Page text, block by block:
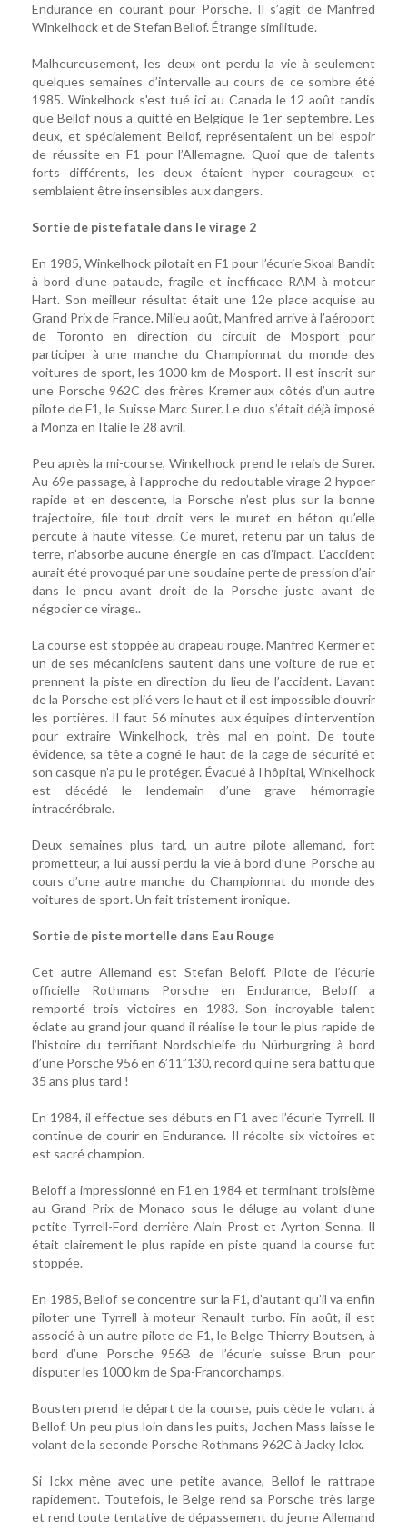
Endurance en courant pour Porsche. Il s’agit de Manfred
Winkelhock et de Stefan Bellof. Étrange similitude.
Malheureusement, les deux ont perdu la vie à seulement
quelques semaines d’intervalle au cours de ce sombre été
1985. Winkelhock s'est tué ici au Canada le 12 août tandis
que Bellof nous a quitté en Belgique le 1er septembre. Les
deux, et spécialement Bellof, représentaient un bel espoir
de réussite en F1 pour l’Allemagne. Quoi que de talents
forts différents, les deux étaient hyper courageux et
semblaient être insensibles aux dangers.
Sortie de piste fatale dans le virage 2
En 1985, Winkelhock pilotait en F1 pour l’écurie Skoal Bandit
à bord d’une pataude, fragile et inefficace RAM à moteur
Hart. Son meilleur résultat était une 12e place acquise au
Grand Prix de France. Milieu août, Manfred arrive à l’aéroport
de Toronto en direction du circuit de Mosport pour
participer à une manche du Championnat du monde des
voitures de sport, les 1000 km de Mosport. Il est inscrit sur
une Porsche 962C des frères Kremer aux côtés d’un autre
pilote de F1, le Suisse Marc Surer. Le duo s’était déjà imposé
à Monza en Italie le 28 avril.
Peu après la mi-course, Winkelhock prend le relais de Surer.
Au 69e passage, à l’approche du redoutable virage 2 hypoer
rapide et en descente, la Porsche n’est plus sur la bonne
trajectoire, file tout droit vers le muret en béton qu’elle
percute à haute vitesse. Ce muret, retenu par un talus de
terre, n’absorbe aucune énergie en cas d’impact. L’accident
aurait été provoqué par une soudaine perte de pression d’air
dans le pneu avant droit de la Porsche juste avant de
négocier ce virage..
La course est stoppée au drapeau rouge. Manfred Kermer et
un de ses mécaniciens sautent dans une voiture de rue et
prennent la piste en direction du lieu de l’accident. L’avant
de la Porsche est plié vers le haut et il est impossible d’ouvrir
les portières. Il faut 56 minutes aux équipes d’intervention
pour extraire Winkelhock, très mal en point. De toute
évidence, sa tête a cogné le haut de la cage de sécurité et
son casque n’a pu le protéger. Évacué à l’hôpital, Winkelhock
est décédé le lendemain d’une grave hémorragie
intracérébrale.
Deux semaines plus tard, un autre pilote allemand, fort
prometteur, a lui aussi perdu la vie à bord d’une Porsche au
cours d’une autre manche du Championnat du monde des
voitures de sport. Un fait tristement ironique.
Sortie de piste mortelle dans Eau Rouge
Cet autre Allemand est Stefan Beloff. Pilote de l’écurie
officielle Rothmans Porsche en Endurance, Beloff a
remporté trois victoires en 1983. Son incroyable talent
éclate au grand jour quand il réalise le tour le plus rapide de
l’histoire du terrifiant Nordschleife du Nürburgring à bord
d’une Porsche 956 en 6’11”130, record qui ne sera battu que
35 ans plus tard !
En 1984, il effectue ses débuts en F1 avec l’écurie Tyrrell. Il
continue de courir en Endurance. Il récolte six victoires et
est sacré champion.
Beloff a impressionné en F1 en 1984 et terminant troisième
au Grand Prix de Monaco sous le déluge au volant d’une
petite Tyrrell-Ford derrière Alain Prost et Ayrton Senna. Il
était clairement le plus rapide en piste quand la course fut
stoppée.
En 1985, Bellof se concentre sur la F1, d’autant qu’il va enfin
piloter une Tyrrell à moteur Renault turbo. Fin août, il est
associé à un autre pilote de F1, le Belge Thierry Boutsen, à
bord d’une Porsche 956B de l’écurie suisse Brun pour
disputer les 1000 km de Spa-Francorchamps.
Bousten prend le départ de la course, puis cède le volant à
Bellof. Un peu plus loin dans les puits, Jochen Mass laisse le
volant de la seconde Porsche Rothmans 962C à Jacky Ickx.
Si Ickx mène avec une petite avance, Bellof le rattrape
rapidement. Toutefois, le Belge rend sa Porsche très large
et rend toute tentative de dépassement du jeune Allemand